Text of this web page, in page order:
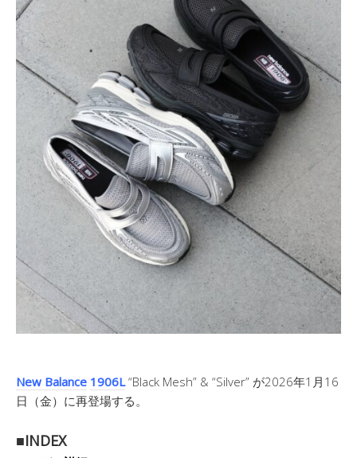
New Balance 1906L“Black Mesh” & “Silver” が2026年1月16
日（金）に再登場する。
■INDEX